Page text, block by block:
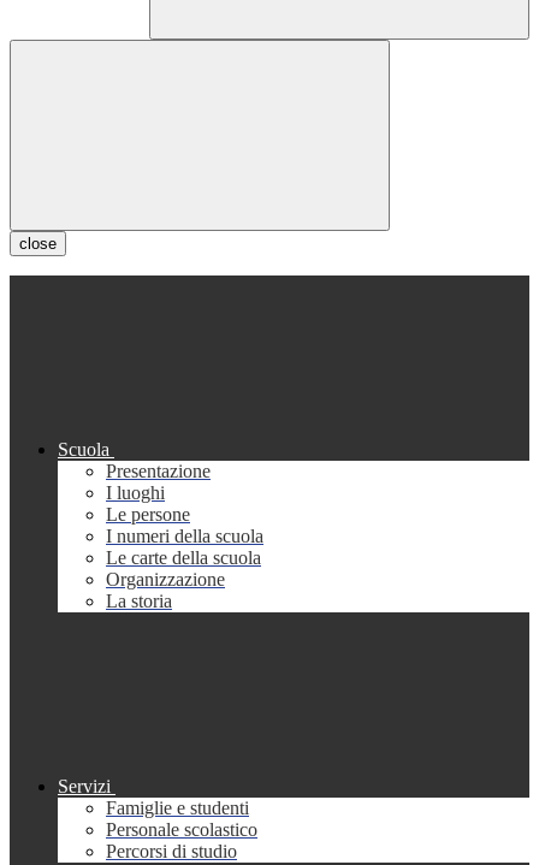
close
Scuola
Presentazione
I luoghi
Le persone
I numeri della scuola
Le carte della scuola
Organizzazione
La storia
Servizi
Famiglie e studenti
Personale scolastico
Percorsi di studio